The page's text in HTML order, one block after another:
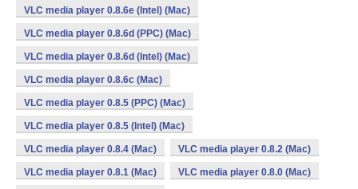
VLC media player 0.8.6e (Intel) (Mac)
VLC media player 0.8.6d (PPC) (Mac)
VLC media player 0.8.6d (Intel) (Mac)
VLC media player 0.8.6c (Mac)
VLC media player 0.8.5 (PPC) (Mac)
VLC media player 0.8.5 (Intel) (Mac)
VLC media player 0.8.4 (Mac) VLC media player 0.8.2 (Mac)
VLC media player 0.8.1 (Mac) VLC media player 0.8.0 (Mac)